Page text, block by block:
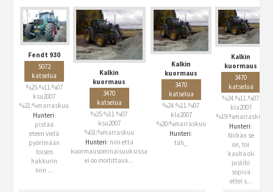
Fendt 930
5072
katselua
%25.%11.%07
ksu2007
%21:%marraskuu
Hunteri:
pistää
eteen vielä
pyörimään
toisen
hakkurin
niin ...
Kalkin
kuormaus
3470
katselua
%25.%11.%07
ksu2007
%01:%marraskuu
Hunteri: niin että
kuormausominaisuuksissa
ei oo moitittava...
Kalkin
kuormaus
3470
katselua
%24.%11.%07
kla2007
%20:%marraskuu
Hunteri:
täh_
Kalkin
kuormaus
3470
katselua
%24.%11.%07
kla2007
%19:%marraskuu
Hunteri:
Niihän se
on, toi
kauha oli
justihi
sopiva
ettei s...